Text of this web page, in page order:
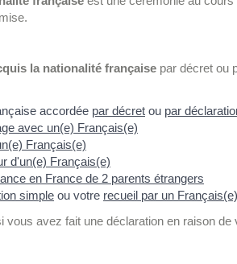
la nationalité française par décret ou
accordée par décret ou par
avec un(e) Français(e)
Français(e)
d'un(e) Français(e)
en France de 2 parents étrangers
simple ou votre recueil par un Français(e)
avez fait une déclaration en raison de